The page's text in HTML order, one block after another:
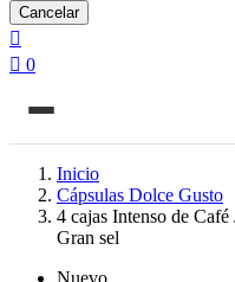
Cancelar

 0
Inicio
Cápsulas Dolce Gusto
4 cajas Intenso de
Gran sel
Nuevo